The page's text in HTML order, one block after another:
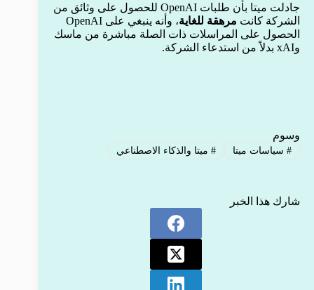
جادلت ميتا بأن طلبات OpenAI للحصول على وثائق من
الشركة كانت مرهقة للغاية
، وأنه ينبغي على OpenAI
الحصول على المراسلات ذات الصلة مباشرة من ماسك
وxAI بدلاً من استدعاء الشركة.
وسوم
#سياسات ميتا #ميتا والذكاء الاصطناعي
شارك هذا الخبر